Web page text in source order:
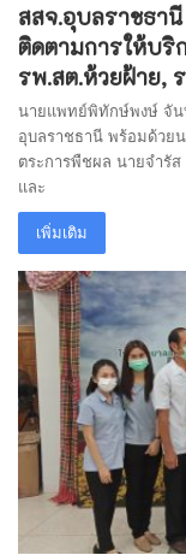
สสจ.อุบลราชธา
ติดตามการให้บริ
รพ.สต.ห้วยฝ้าย,
นายแพทย์พิทักษ์พงษ์ จัน
อุบลราชธานี พร้อมด้วย
ตระการพืชผล นายจำรั
และ
เพิ่มเติม